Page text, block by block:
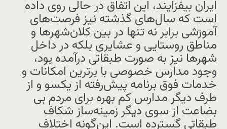
ایران بیفزایند، این اتفاق در حالی روی داده
است که سال‌های گذشته نیز فرصت‌های
آموزشی برابر نه تنها در بین کلان‌شهرها و
مناطق روستایی و عشایری بلکه در داخل
شهرها نیز به صورت طبقاتی درآمده بود،
وجود مدارس خصوصی با برترین امکانات و
خدمات فوق برنامه پیش‌رفته از یکسو و از
طرف دیگر مدارس کم بهره برای مردم بی
بضاعت از سوی دیگر زمینه‌ساز شکاف
طبقاتی گسترده است. این‌گونه اختلاف